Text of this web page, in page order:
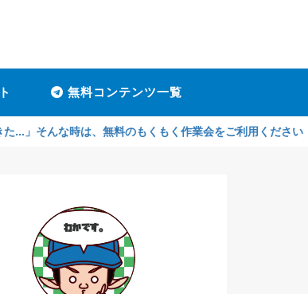
無料コンテンツ一覧
は、無料のもくもく作業会をご利用ください！孤独感がな